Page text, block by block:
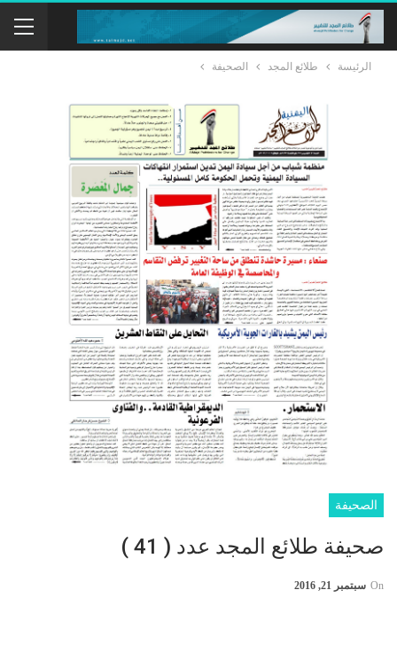
الرئيسة طلائع المجد الصحيفة
الصحيفة
صحيفة طلائع المجد عدد ( 41 )
On سبتمبر 21, 2016